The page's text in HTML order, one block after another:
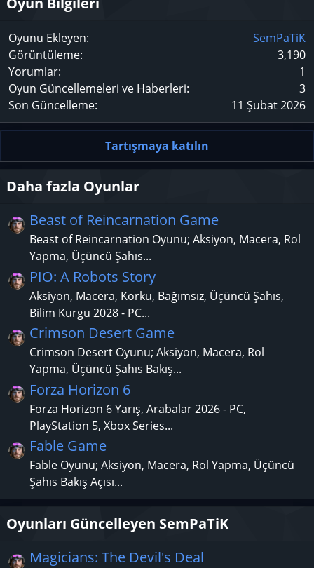
Oyunu Ekleyen
SemPaTiK
Görüntüleme
3,190
Yorumlar
1
Oyun Güncellemeleri ve Haberleri
3
Son Güncelleme
11 Şubat 2026
Tartışmaya katılın
Daha fazla Oyunlar
Beast of Reincarnation Game
Beast of Reincarnation Oyunu; Aksiyon, Macera, Rol
Yapma, Üçüncü Şahıs...
PIO: A Robots Story
Aksiyon, Macera, Korku, Bağımsız, Üçüncü Şahıs,
Bilim Kurgu 2028 - PC...
Crimson Desert Game
Crimson Desert Oyunu; Aksiyon, Macera, Rol
Yapma, Üçüncü Şahıs Bakış...
Forza Horizon 6
Forza Horizon 6 Yarış, Arabalar 2026 - PC,
PlayStation 5, Xbox Series...
Fable Game
Fable Oyunu; Aksiyon, Macera, Rol Yapma, Üçüncü
Şahıs Bakış Açısı...
Oyunları Güncelleyen SemPaTiK
Magicians: The Devil's Deal